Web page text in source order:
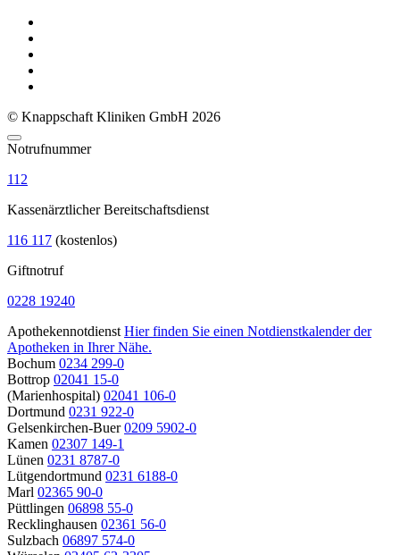
© Knappschaft Kliniken GmbH 2026
Notrufnummer
112
Kassenärztlicher Bereitschaftsdienst
116 117 (kostenlos)
Giftnotruf
0228 19240
Apothekennotdienst Hier finden Sie einen Notdienstkalender der
Apotheken in Ihrer Nähe.
Bochum 0234 299-0
Bottrop 02041 15-0
(Marienhospital) 02041 106-0
Dortmund 0231 922-0
Gelsenkirchen-Buer 0209 5902-0
Kamen 02307 149-1
Lünen 0231 8787-0
Lütgendortmund 0231 6188-0
Marl 02365 90-0
Püttlingen 06898 55-0
Recklinghausen 02361 56-0
Sulzbach 06897 574-0